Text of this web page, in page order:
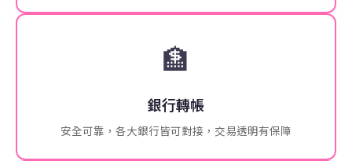
🏦
銀行轉帳
安全可靠，各大銀行皆可對接，交易透明有保障